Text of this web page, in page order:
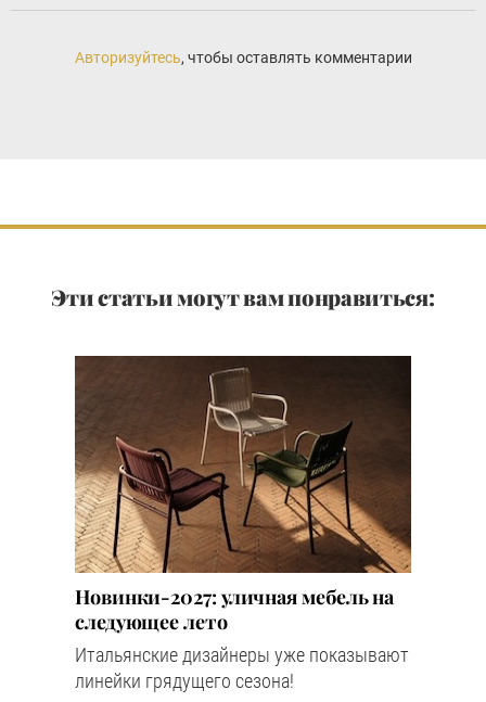
Авторизуйтесь, чтобы оставлять комментарии
Эти статьи могут вам понравиться:
Новинки-2027: уличная мебель на
следующее лето
Итальянские дизайнеры уже показывают
линейки грядущего сезона!